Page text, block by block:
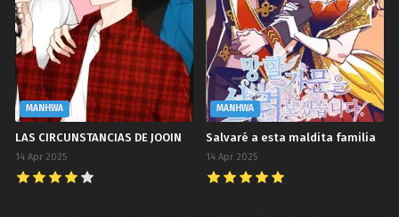
MANHWA
LAS CIRCUNSTANCIAS DE JOOIN
14 Apr 2025
MANHWA
Salvaré a esta maldita familia
14 Apr 2025